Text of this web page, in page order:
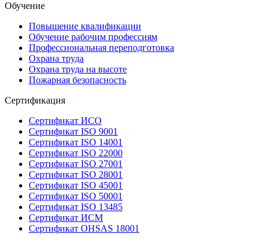
Обучение
Повышение квалификации
Обучение рабочим профессиям
Профессиональная переподготовка
Охрана труда
Охрана труда на высоте
Пожарная безопасность
Сертификация
Сертификат ИСО
Сертификат ISO 9001
Сертификат ISO 14001
Сертификат ISO 22000
Сертификат ISO 27001
Сертификат ISO 28001
Сертификат ISO 45001
Сертификат ISO 50001
Сертификат ISO 13485
Сертификат ИСМ
Сертификат OHSAS 18001